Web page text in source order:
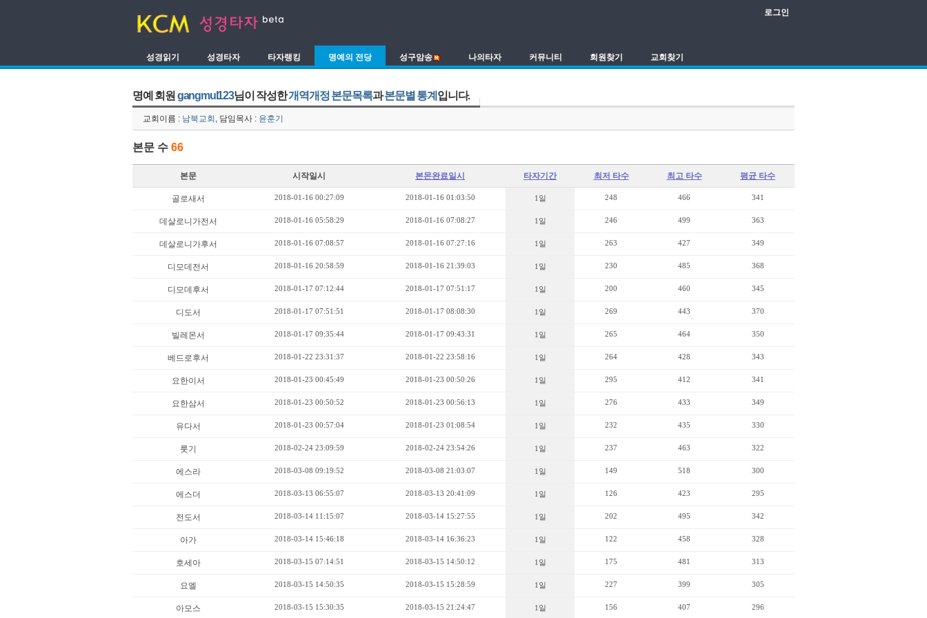
로그인
성경읽기 성경타자 타자랭킹 명예의 전당 성구암송 나의타자 커뮤니티 회원찾기 교회찾기
명예 회원 gangmul123님이 작성한개역개정 본문목록과본문별 통계 입니다.
교회이름 : 남북교회 , 담임목사 : 윤훈기
본문 수 66
본문 시작일시 본몬완료일시 타자기간 최저 타수 최고 타수 평균 타수
골로새서 2018-01-16 00:27:09 2018-01-16 01:03:50 1일 248 466 341
데살로니가전서 2018-01-16 05:58:29 2018-01-16 07:08:27 1일 246 499 363
데살로니가후서 2018-01-16 07:08:57 2018-01-16 07:27:16 1일 263 427 349
디모데전서 2018-01-16 20:58:59 2018-01-16 21:39:03 1일 230 485 368
디모데후서 2018-01-17 07:12:44 2018-01-17 07:51:17 1일 200 460 345
디도서 2018-01-17 07:51:51 2018-01-17 08:08:30 1일 269 443 370
빌레몬서 2018-01-17 09:35:44 2018-01-17 09:43:31 1일 265 464 350
베드로후서 2018-01-22 23:31:37 2018-01-22 23:58:16 1일 264 428 343
요한이서 2018-01-23 00:45:49 2018-01-23 00:50:26 1일 295 412 341
요한삼서 2018-01-23 00:50:52 2018-01-23 00:56:13 1일 276 433 349
유다서 2018-01-23 00:57:04 2018-01-23 01:08:54 1일 232 435 330
룻기 2018-02-24 23:09:59 2018-02-24 23:54:26 1일 237 463 322
에스라 2018-03-08 09:19:52 2018-03-08 21:03:07 1일 149 518 300
에스더 2018-03-13 06:55:07 2018-03-13 20:41:09 1일 126 423 295
전도서 2018-03-14 11:15:07 2018-03-14 15:27:55 1일 202 495 342
아가 2018-03-14 15:46:18 2018-03-14 16:36:23 1일 122 458 328
호세아 2018-03-15 07:14:51 2018-03-15 14:50:12 1일 175 481 313
요엘 2018-03-15 14:50:35 2018-03-15 15:28:59 1일 227 399 305
아모스 2018-03-15 15:30:35 2018-03-15 21:24:47 1일 156 407 296